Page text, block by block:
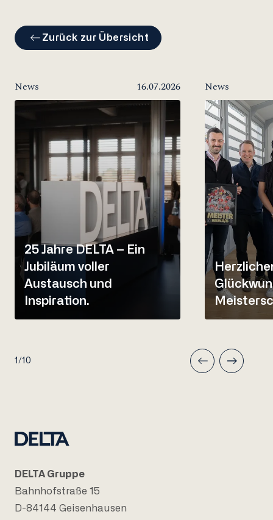
Zurück zur Übersicht
News 16.07.2026
25 Jahre DELTA – Ein
Jubiläum voller
Austausch und
Inspiration.
News
1/10
DELTA Gruppe
Bahnhofstraße 15
D-84144 Geisenhausen